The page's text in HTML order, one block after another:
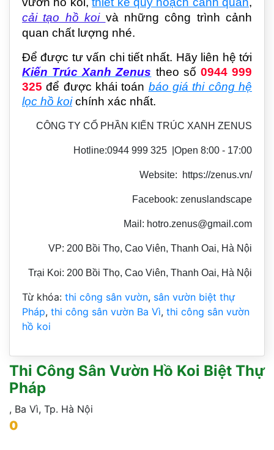
cải tạo hồ koi và những công trình cảnh
quan chất lượng nhé.
Để được tư vấn chi tiết nhất. Hãy liên hệ tới
Kiến Trúc Xanh Zenus theo số 0944 999
325 để được khái toán báo giá thi công hệ
lọc hồ koi chính xác nhất.
CÔNG TY CỔ PHẦN KIẾN TRÚC XANH ZENUS
Hotline:0944 999 325 |Open 8:00 - 17:00
Website: https://zenus.vn/
Facebook: zenuslandscape
Mail: hotro.zenus@gmail.com
VP: 200 Bồi Thọ, Cao Viên, Thanh Oai, Hà Nội
Trại Koi: 200 Bồi Thọ, Cao Viên, Thanh Oai, Hà Nội
Từ khóa: thi công sân vườn, sân vườn biệt thự
Pháp, thi công sân vườn Ba Vì, thi công sân vườn
hồ koi
Thi Công Sân Vườn Hồ Koi Biệt Thự
Pháp
, Ba Vì, Tp. Hà Nội
0